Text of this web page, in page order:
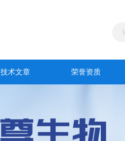
技术文章 荣誉资质